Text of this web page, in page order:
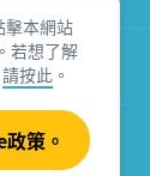
本網站
若想了解
請按此 。
策。